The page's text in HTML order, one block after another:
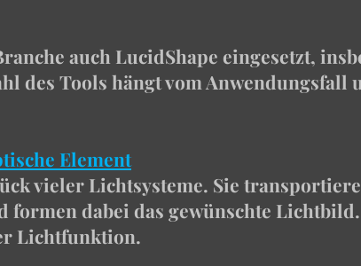
auch LucidShape eingesetzt,
des Tools hängt vom
Element
vieler Lichtsysteme. Sie
formen dabei das gewünschte
Lichtfunktion.